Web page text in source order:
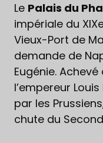
Le Palais du
impériale du
Vieux-Port de
demande de
Eugénie.
l’empereur
par les
chute du